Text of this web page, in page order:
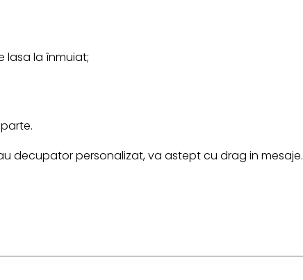
lasa la înmuiat;
decupator personalizat, va astept cu drag in mesaje.